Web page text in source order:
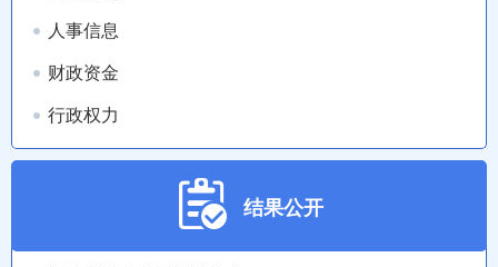
人事信息
财政资金
行政权力
结果公开